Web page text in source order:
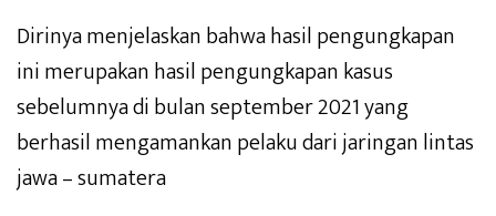
Dirinya menjelaskan bahwa hasil pengungkapan
ini merupakan hasil pengungkapan kasus
sebelumnya di bulan september 2021 yang
berhasil mengamankan pelaku dari jaringan lintas
jawa – sumatera